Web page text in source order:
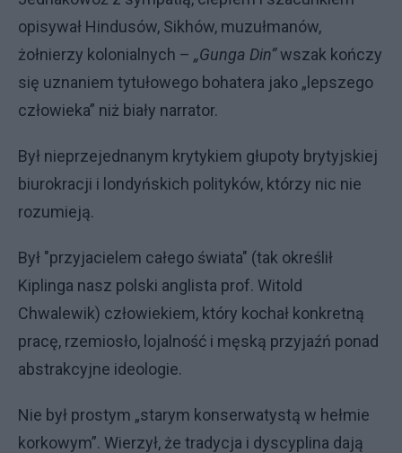
opisywał Hindusów, Sikhów, muzułmanów,
żołnierzy kolonialnych – „Gunga Din”wszak kończy
się uznaniem tytułowego bohatera jako „lepszego
człowieka” niż biały narrator.
Był nieprzejednanym krytykiem głupoty brytyjskiej
biurokracji i londyńskich polityków, którzy nic nie
rozumieją.
Był "przyjacielem całego świata" (tak określił
Kiplinga nasz polski anglista prof. Witold
Chwalewik) człowiekiem, który kochał konkretną
pracę, rzemiosło, lojalność i męską przyjaźń ponad
abstrakcyjne ideologie.
Nie był prostym „starym konserwatystą w hełmie
korkowym”. Wierzył, że tradycja i dyscyplina dają